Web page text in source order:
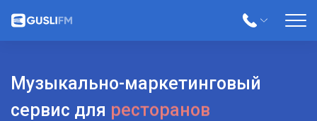
Музыкально-маркетинговый
сервис для
кафе
ресторанов